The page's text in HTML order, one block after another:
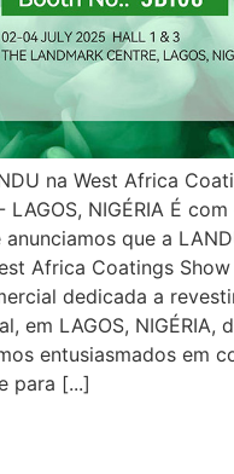
na West Africa
LAGOS, NIGÉRIA É
que a
Africa Coatings Show
dedicada a
em LAGOS, NIGÉRIA,
entusiasmados em
para [...]